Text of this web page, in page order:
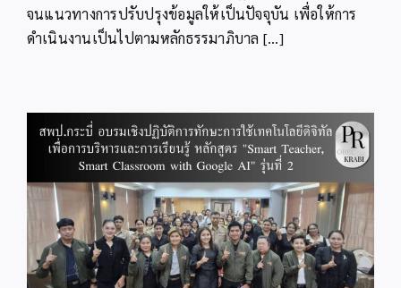
จนแนวทางการปรับปรุงข้อมูลให้เป็นปัจจุบัน เพื่อให้การ
ดำเนินงานเป็นไปตามหลักธรรมาภิบาล [...]